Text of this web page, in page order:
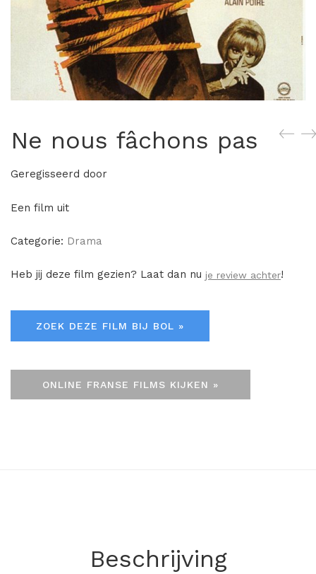
Ne nous fâchons pas
Geregisseerd door
Een film uit
Categorie: Drama
Heb jij deze film gezien? Laat dan nu je review achter!
ZOEK DEZE FILM BIJ BOL »
ONLINE FRANSE FILMS KIJKEN »
Beschrijving